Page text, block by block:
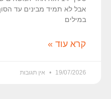
אבל לא תמיד מבינים עד
במילים
קרא עוד »
19/07/2026 אין תגובות